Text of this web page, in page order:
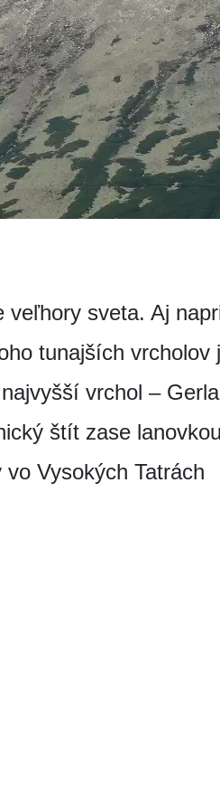
sveta. Aj
tunajších
vrchol –
štít zase
Vysokých Tatrách